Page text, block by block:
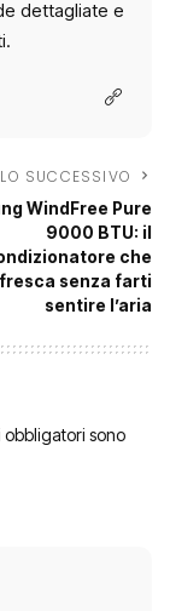
dettagliate e
SUCCESSIVO
WindFree Pure
9000 BTU: il
che
senza farti
sentire l’aria
obbligatori sono